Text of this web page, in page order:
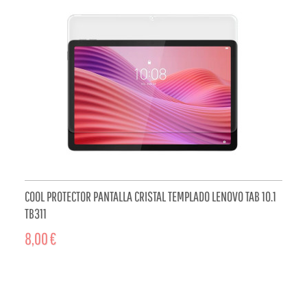
COOL PROTECTOR PANTALLA CRISTAL TEMPLADO LENOVO TAB 10.1
TB311
8,00 €